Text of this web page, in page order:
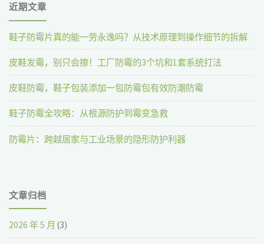
近期文章
鞋子防霉片真的能一劳永逸吗？从技术原理到操作细节的拆解
皮鞋发霉，别只会擦！工厂防霉的3个坑和1套系统打法
皮鞋防霉，鞋子包装添加一包防霉包有效防潮防霉
鞋子防霉全攻略：从根源防护到霉变急救
防霉片：跨越居家与工业场景的隐形防护利器
文章归档
2026 年 5 月 (3)